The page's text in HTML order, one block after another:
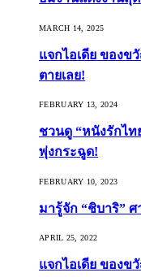
MARCH 14, 2025
แจกไอเดีย ของข
ตายเลย!
FEBRUARY 13, 2024
ชวนดู “หนังรักไ
พุ่งกระฉูด!
FEBRUARY 10, 2023
มารู้จัก “ชิบาริ”
APRIL 25, 2022
แจกไอเดีย ของข